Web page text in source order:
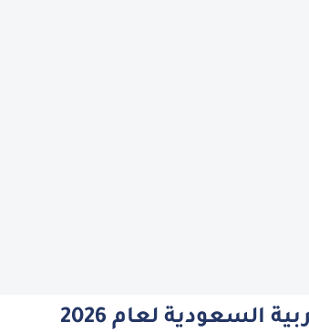
السعودية لعام 2026